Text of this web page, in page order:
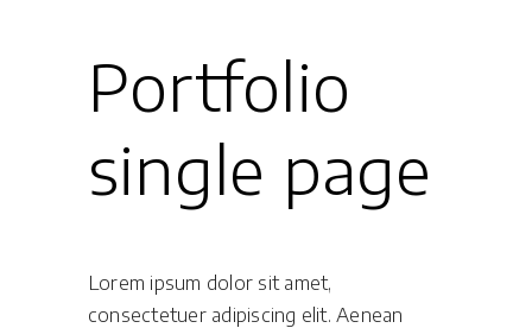
Portfolio
single page
Lorem ipsum dolor sit amet,
consectetuer adipiscing elit. Aenean